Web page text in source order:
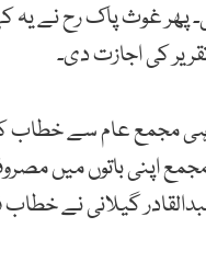
غوث پاک رح نے یہ
کی اجازت دی۔
مجمع عام سے خطاب
مجمع اپنی باتوں میں
گیلانی نے خطاب